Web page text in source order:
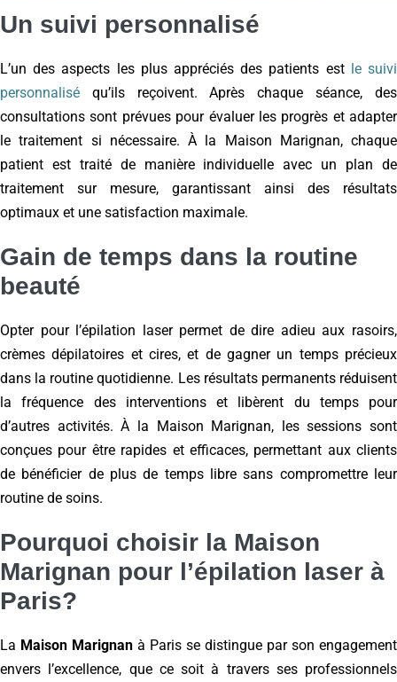
Un suivi personnalisé
L’un des aspects les plus appréciés des patients est le suivi
personnalisé qu’ils reçoivent. Après chaque séance, des
consultations sont prévues pour évaluer les progrès et adapter
le traitement si nécessaire. À la Maison Marignan, chaque
patient est traité de manière individuelle avec un plan de
traitement sur mesure, garantissant ainsi des résultats
optimaux et une satisfaction maximale.
Gain de temps dans la routine
beauté
Opter pour l’épilation laser permet de dire adieu aux rasoirs,
crèmes dépilatoires et cires, et de gagner un temps précieux
dans la routine quotidienne. Les résultats permanents réduisent
la fréquence des interventions et libèrent du temps pour
d’autres activités. À la Maison Marignan, les sessions sont
conçues pour être rapides et efficaces, permettant aux clients
de bénéficier de plus de temps libre sans compromettre leur
routine de soins.
Pourquoi choisir la Maison
Marignan pour l’épilation laser à
Paris?
La Maison Marignan à Paris se distingue par son engagement
envers l’excellence, que ce soit à travers ses professionnels